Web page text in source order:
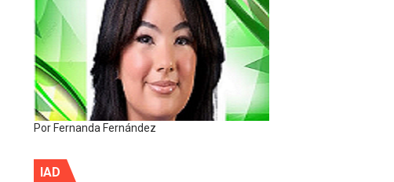
Por Fernanda Fernández
IAD